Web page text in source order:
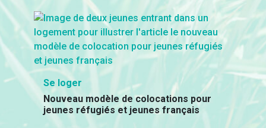
Se loger
Nouveau modèle de colocations pour
jeunes réfugiés et jeunes français